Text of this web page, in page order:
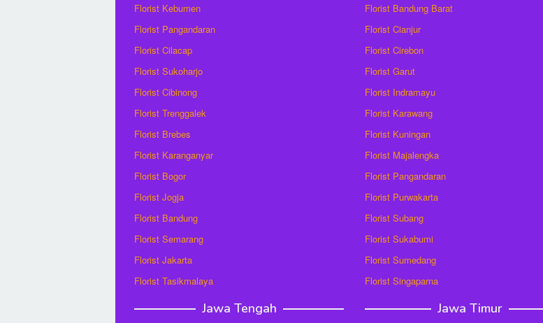
Florist Kebumen
Florist Pangandaran
Florist Cilacap
Florist Sukoharjo
Florist Cibinong
Florist Trenggalek
Florist Brebes
Florist Karanganyar
Florist Bogor
Florist Jogja
Florist Bandung
Florist Semarang
Florist Jakarta
Florist Tasikmalaya
Jawa Tengah
Florist Bandung Barat
Florist Cianjur
Florist Cirebon
Florist Garut
Florist Indramayu
Florist Karawang
Florist Kuningan
Florist Majalengka
Florist Pangandaran
Florist Purwakarta
Florist Subang
Florist Sukabumi
Florist Sumedang
Florist Singaparna
Jawa Timur